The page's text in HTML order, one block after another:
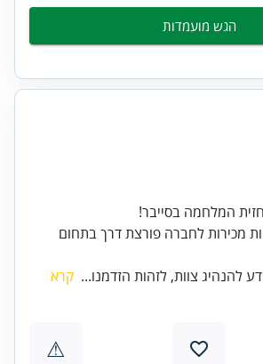
הגש מועמדות
מכירות לחברה פורצת דרך בתחום
להנהיג צוות, לזהות הזדמנו... קרא
⚠